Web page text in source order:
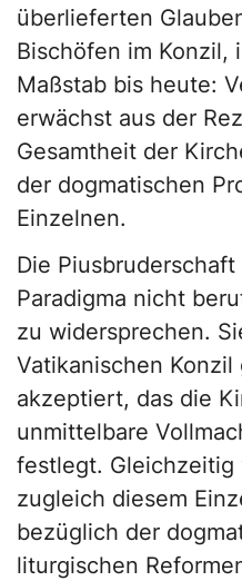
überlieferten
Bischöfen im Konzil,
Maßstab bis heute:
erwächst aus der
Gesamtheit der
der dogmatischen
Einzelnen.
Die
Paradigma nicht
zu widersprechen.
Vatikanischen Konzil
akzeptiert, das die
unmittelbare
festlegt. Gleichzeitig
zugleich diesem
bezüglich der
liturgischen